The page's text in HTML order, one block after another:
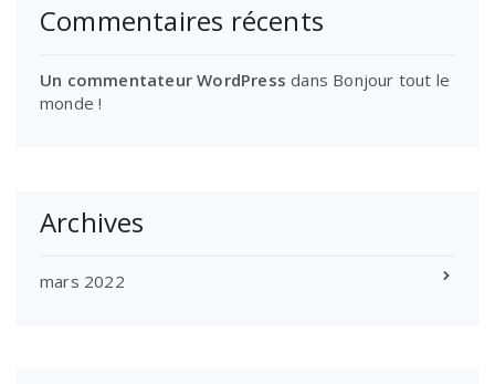
Commentaires récents
Un commentateur WordPress dans Bonjour tout le
monde !
Archives
mars 2022